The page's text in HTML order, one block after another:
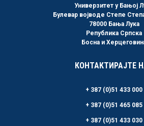
Универзитет у Бањој
Булевар војводе Степе
78000 Бања Лука
Република Српска
Босна и
КОНТАКТИРАЈТЕ
+ 387 (0)51 433 000
+ 387 (0)51 465 085
+ 387 (0)51 433 030